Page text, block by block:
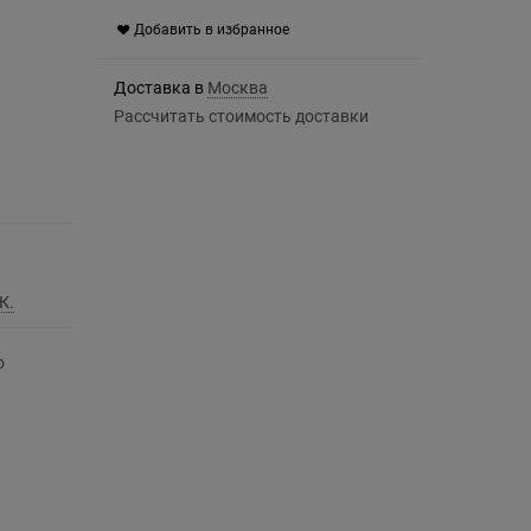
Добавить в избранное
Доставка в Москва
Рассчитать стоимость доставки